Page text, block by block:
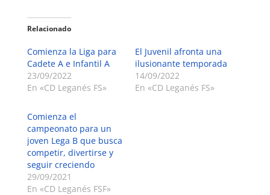
Relacionado
Comienza la Liga para
Cadete A e Infantil A
23/09/2022
En «CD Leganés FS»
El Juvenil afronta una
ilusionante temporada
14/09/2022
En «CD Leganés FS»
Comienza el
campeonato para un
joven Lega B que busca
competir, divertirse y
seguir creciendo
29/09/2021
En «CD Leganés FSF»